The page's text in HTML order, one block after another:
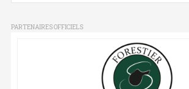
PARTENAIRES OFFICIELS